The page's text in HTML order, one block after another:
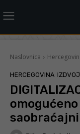
Naslovnica
HERCEGOVINA